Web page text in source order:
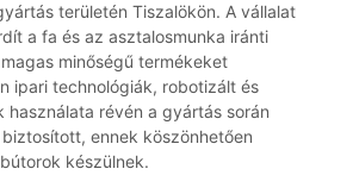
területén Tiszalökön. A vállalat
a fa és az asztalosmunka iránti
minőségű termékeket
ipari technológiák, robotizált és
révén a gyártás során
ennek köszönhetően
készülnek.